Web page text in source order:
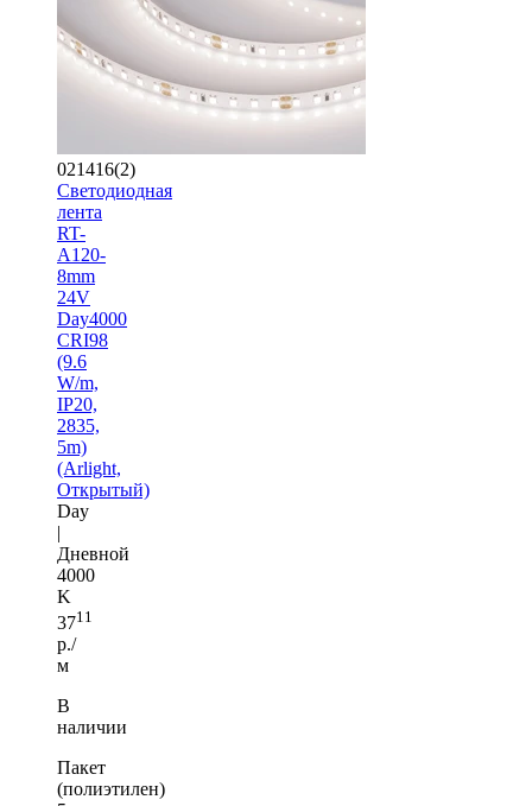
021416(2)
Светодиодная
лента
RT-
A120-
8mm
24V
Day4000
CRI98
(9.6
W/m,
IP20,
2835,
5m)
(Arlight,
Открытый)
Day
|
Дневной
4000
K
3711
р./
м
В
наличии
Пакет
(полиэтилен)